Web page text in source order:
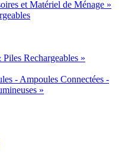
et Matériel de Ménage »
Rechargeables »
- Ampoules Connectées -
»